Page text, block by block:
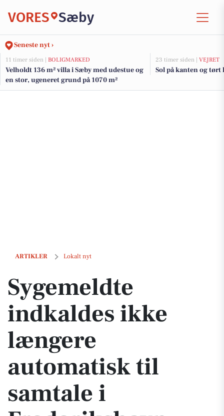
VORES Sæby
Seneste nyt ›
11 timer siden | BOLIGMARKED
Velholdt 136 m² villa i Sæby med udestue og
en stor, ugeneret grund på 1070 m²
23 timer siden | VEJRET
Sol på kanten og tørt
ARTIKLER Lokalt nyt
Sygemeldte indkaldes ikke længere automatisk til samtale i
Sygemeldte
indkaldes ikke
længere
automatisk til
samtale i